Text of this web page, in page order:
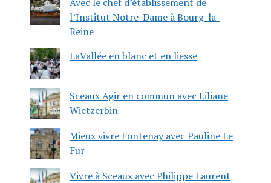
l’Institut Notre-Dame à Bourg-la-
Reine
LaVallée en blanc et en liesse
Sceaux Agir en commun avec Liliane
Wietzerbin
Mieux vivre Fontenay avec Pauline Le
Fur
Vivre à Sceaux avec Philippe Laurent